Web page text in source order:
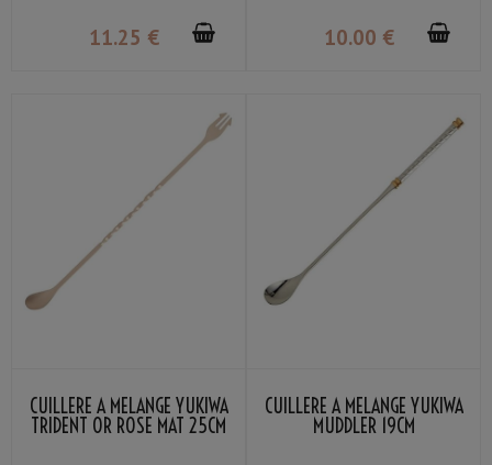
11.25 € 10.00 €
CUILLÈRE À MÉLANGE YUKIWA
TRIDENT OR ROSE MAT 25CM
CUILLÈRE À MÉLANGE YUKIWA
MUDDLER 19CM